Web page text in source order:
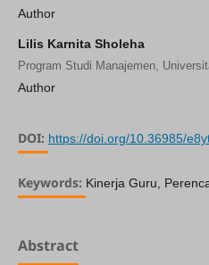
Author
Lilis Karnita Sholeha
Program Studi Manajemen,
Author
DOI: https://doi.org/10.36985/
Keywords: Kinerja Guru,
Abstract